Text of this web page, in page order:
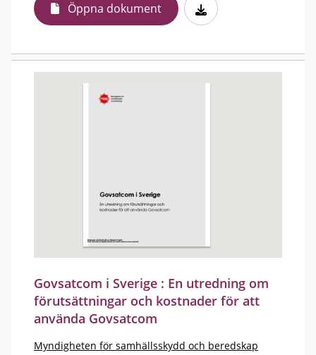
Öppna dokument
Govsatcom i Sverige : En utredning om
förutsättningar och kostnader för att
använda Govsatcom
Myndigheten för samhällsskydd och beredskap